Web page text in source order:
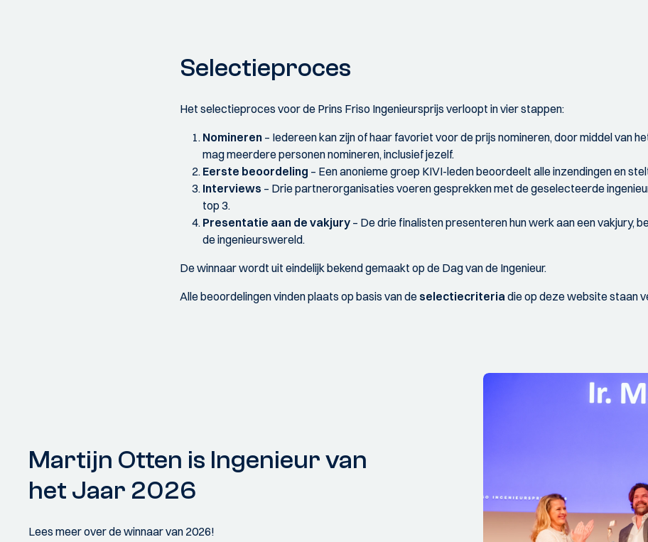
Selectieproces
Het selectieproces voor de Prins Friso Ingenieursprijs verloopt in vier stappen:
Nomineren – Iedereen kan zijn of haar favoriet voor de prijs nomineren, door middel van
mag meerdere personen nomineren, inclusief jezelf.
Eerste beoordeling – Een anonieme groep KIVI-leden beoordeelt alle inzendingen en
Interviews – Drie partnerorganisaties voeren gesprekken met de geselecteerde
top 3.
Presentatie aan de vakjury – De drie finalisten presenteren hun werk aan een vakjury,
de ingenieurswereld.
De winnaar wordt uit eindelijk bekend gemaakt op de Dag van de Ingenieur.
Alle beoordelingen vinden plaats op basis van de selectiecriteriadie op deze website staan
Martijn Otten is Ingenieur van
het Jaar 2026
Lees meer over de winnaar van 2026!